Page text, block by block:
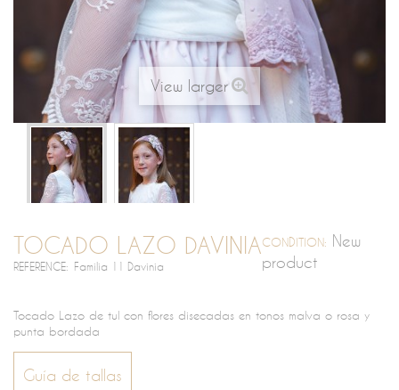
View larger
TOCADO LAZO DAVINIA
REFERENCE: Familia 11 Davinia
CONDITION: New
product
Tocado Lazo de tul con flores disecadas en tonos malva o rosa y
punta bordada
Guía de tallas